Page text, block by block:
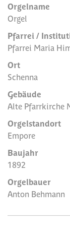
Orgelname
Orgel
Pfarrei /
Pfarrei Maria
Ort
Schenna
Gebäude
Alte Pfarrkirche
Orgelstandort
Empore
Baujahr
1892
Orgelbauer
Anton Behmann